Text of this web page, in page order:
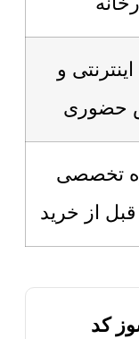
و
حضوری
تخصصی
از خرید
کد